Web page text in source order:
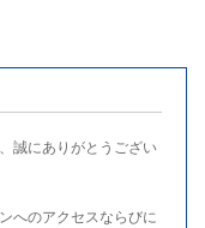
誠にありがとうござい
へのアクセスならびに